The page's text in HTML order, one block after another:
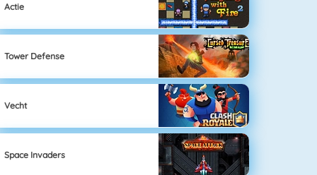
Actie
Tower Defense
Vecht
Space Invaders